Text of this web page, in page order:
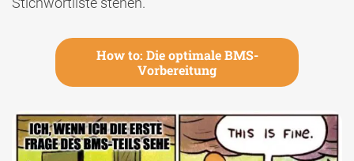
How to: Die optimale BMS-
Vorbereitung